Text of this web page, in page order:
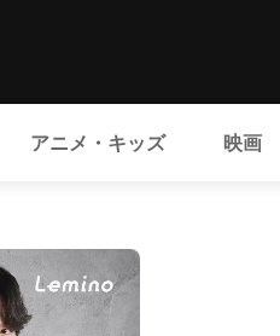
アニメ・キッズ 映画